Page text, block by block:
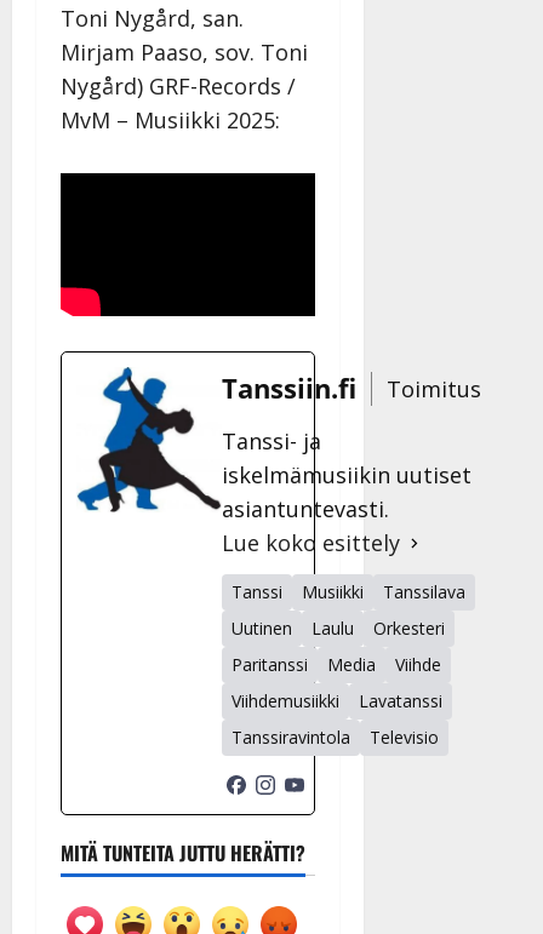
Toni Nygård, san.
Mirjam Paaso, sov. Toni
Nygård) GRF-Records /
MvM – Musiikki 2025:
Tanssiin.fi
Toimitus
Tanssi- ja
iskelmämusiikin uutiset
asiantuntevasti.
Lue koko esittely
Tanssi Musiikki
Tanssilava
Uutinen
Laulu
Orkesteri
Paritanssi
Media
Viihde
Viihdemusiikki
Lavatanssi
Tanssiravintola
Televisio
MITÄ TUNTEITA JUTTU HERÄTTI?